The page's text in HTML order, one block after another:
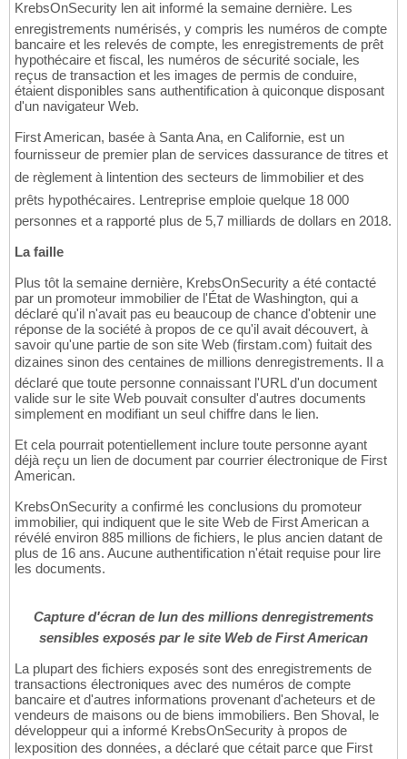
KrebsOnSecurity len ait informé la semaine dernière. Les
enregistrements numérisés, y compris les numéros de compte
bancaire et les relevés de compte, les enregistrements de prêt
hypothécaire et fiscal, les numéros de sécurité sociale, les
reçus de transaction et les images de permis de conduire,
étaient disponibles sans authentification à quiconque disposant
d'un navigateur Web.
First American, basée à Santa Ana, en Californie, est un
fournisseur de premier plan de services dassurance de titres et
de règlement à lintention des secteurs de limmobilier et des
prêts hypothécaires. Lentreprise emploie quelque 18 000
personnes et a rapporté plus de 5,7 milliards de dollars en 2018.
La faille
Plus tôt la semaine dernière, KrebsOnSecurity a été contacté
par un promoteur immobilier de l'État de Washington, qui a
déclaré qu'il n'avait pas eu beaucoup de chance d'obtenir une
réponse de la société à propos de ce qu'il avait découvert, à
savoir qu'une partie de son site Web (firstam.com) fuitait des
dizaines sinon des centaines de millions denregistrements. Il a
déclaré que toute personne connaissant l'URL d'un document
valide sur le site Web pouvait consulter d'autres documents
simplement en modifiant un seul chiffre dans le lien.
Et cela pourrait potentiellement inclure toute personne ayant
déjà reçu un lien de document par courrier électronique de First
American.
KrebsOnSecurity a confirmé les conclusions du promoteur
immobilier, qui indiquent que le site Web de First American a
révélé environ 885 millions de fichiers, le plus ancien datant de
plus de 16 ans. Aucune authentification n'était requise pour lire
les documents.
Capture d'écran de lun des millions denregistrements
sensibles exposés par le site Web de First American
La plupart des fichiers exposés sont des enregistrements de
transactions électroniques avec des numéros de compte
bancaire et d'autres informations provenant d'acheteurs et de
vendeurs de maisons ou de biens immobiliers. Ben Shoval, le
développeur qui a informé KrebsOnSecurity à propos de
lexposition des données, a déclaré que cétait parce que First